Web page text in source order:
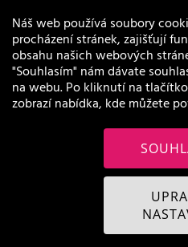
© 2011 -
Náš web používá soubory
procházení stránek, zajišťují
obsahu našich webových
"Souhlasím" nám dávate
na webu. Po kliknutí na
zobrazí nabídka, kde můžete